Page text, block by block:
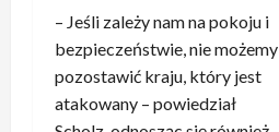
– Jeśli zależy nam na pokoju i
bezpieczeństwie, nie możemy
pozostawić kraju, który jest
atakowany – powiedział